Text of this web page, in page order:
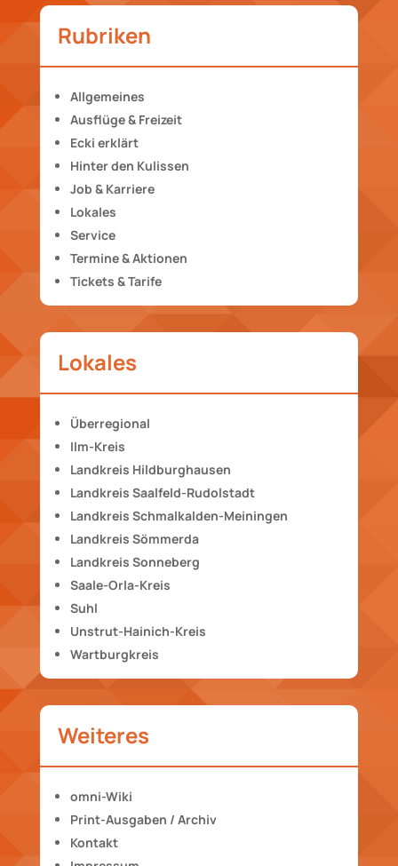
Rubriken
Allgemeines
Ausflüge & Freizeit
Ecki erklärt
Hinter den Kulissen
Job & Karriere
Lokales
Service
Termine & Aktionen
Tickets & Tarife
Lokales
Überregional
Ilm-Kreis
Landkreis Hildburghausen
Landkreis Saalfeld-Rudolstadt
Landkreis Schmalkalden-Meiningen
Landkreis Sömmerda
Landkreis Sonneberg
Saale-Orla-Kreis
Suhl
Unstrut-Hainich-Kreis
Wartburgkreis
Weiteres
omni-Wiki
Print-Ausgaben / Archiv
Kontakt